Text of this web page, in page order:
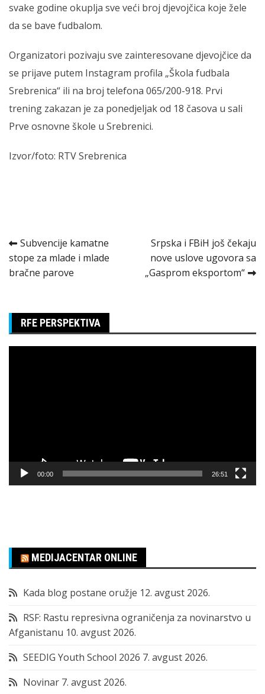
svake godine okuplja sve veći broj djevojčica koje žele
da se bave fudbalom.
Organizatori pozivaju sve zainteresovane djevojčice da
se prijave putem Instagram profila „Škola fudbala
Srebrenica“ ili na broj telefona 065/200-918. Prvi
trening zakazan je za ponedjeljak od 18 časova u sali
Prve osnovne škole u Srebrenici.
Izvor/foto: RTV Srebrenica
Kretanje
članka
Subvencije kamatne
stope za mlade i mlade
bračne parove
Srpska i FBiH još čekaju
nove uslove ugovora sa
„Gasprom eksportom“
RFE PERSPEKTIVA
00:00 26:51
MEDIJACENTAR ONLINE
Kada blog postane oružje 12. avgust 2026.
RSF: Rastu represivna ograničenja za novinarstvo u
Afganistanu 10. avgust 2026.
SEEDIG Youth School 2026 7. avgust 2026.
Novinar 7. avgust 2026.